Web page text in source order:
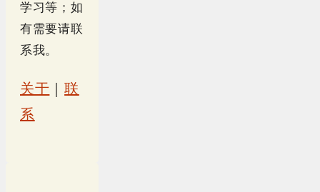
学习等；如
有需要请联
系我。
关于 ｜联
系